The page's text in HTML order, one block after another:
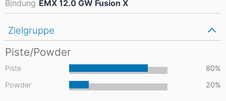
Bindung EMX 12.0 GW Fusion X
Zielgruppe
Piste/Powder
Piste
80%
Powder
20%